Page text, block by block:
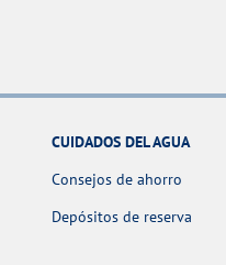
CUIDADOS DEL AGUA
Consejos de ahorro
Depósitos de reserva